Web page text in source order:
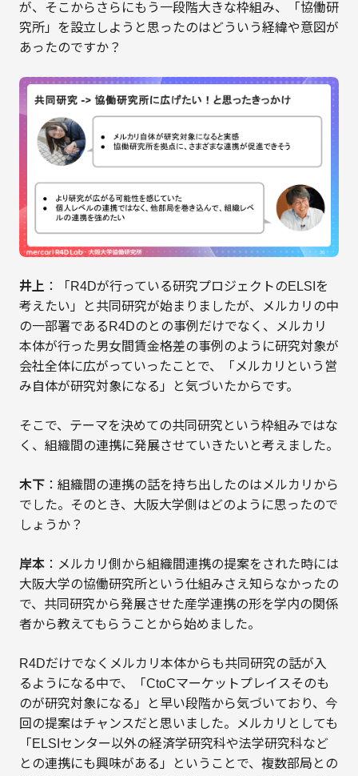
が、そこからさらにもう一段階大きな枠組み、「協働研
究所」を設立しようと思ったのはどういう経緯や意図が
あったのですか？
井上 ：「R4Dが行っている研究プロジェクトのELSIを
考えたい」と共同研究が始まりましたが、メルカリの中
の一部署であるR4Dのとの事例だけでなく、メルカリ
本体が行った男女間賃金格差の事例のように研究対象が
会社全体に広がっていったことで、「メルカリという営
み自体が研究対象になる」と気づいたからです。
そこで、テーマを決めての共同研究という枠組みではな
く、組織間の連携に発展させていきたいと考えました。
木下：組織間の連携の話を持ち出したのはメルカリから
でした。そのとき、大阪大学側はどのように思ったので
しょうか？
岸本：メルカリ側から組織間連携の提案をされた時には
大阪大学の協働研究所という仕組みさえ知らなかったの
で、共同研究から発展させた産学連携の形を学内の関係
者から教えてもらうことから始めました。
R4Dだけでなくメルカリ本体からも共同研究の話が入
るようになる中で、「CtoCマーケットプレイスそのも
のが研究対象になる」と早い段階から気づいており、今
回の提案はチャンスだと思いました。メルカリとしても
「ELSIセンター以外の経済学研究科や法学研究科など
との連携にも興味がある」ということで、複数部局との